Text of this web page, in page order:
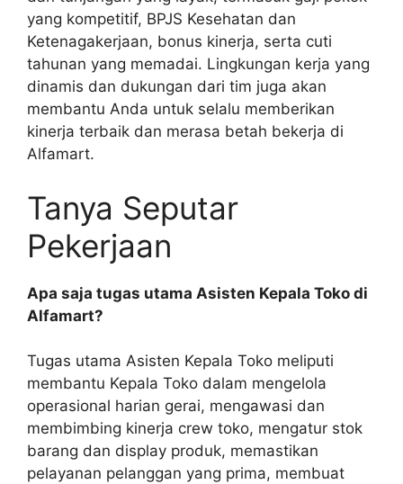
yang kompetitif, BPJS Kesehatan dan
Ketenagakerjaan, bonus kinerja, serta cuti
tahunan yang memadai. Lingkungan kerja yang
dinamis dan dukungan dari tim juga akan
membantu Anda untuk selalu memberikan
kinerja terbaik dan merasa betah bekerja di
Alfamart.
Tanya Seputar
Pekerjaan
Apa saja tugas utama Asisten Kepala Toko di
Alfamart?
Tugas utama Asisten Kepala Toko meliputi
membantu Kepala Toko dalam mengelola
operasional harian gerai, mengawasi dan
membimbing kinerja crew toko, mengatur stok
barang dan display produk, memastikan
pelayanan pelanggan yang prima, membuat